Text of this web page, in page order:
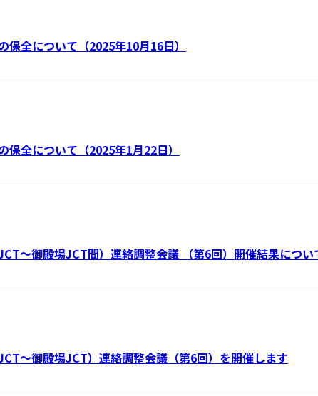
全について（2025年10月16日）
全について（2025年1月22日）
～御殿場JCT間）連絡調整会議 （第6回）開催結果につい
～御殿場JCT）連絡調整会議（第6回）を開催します